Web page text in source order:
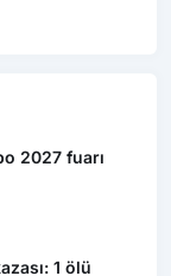
2027 fuarı
1 ölü